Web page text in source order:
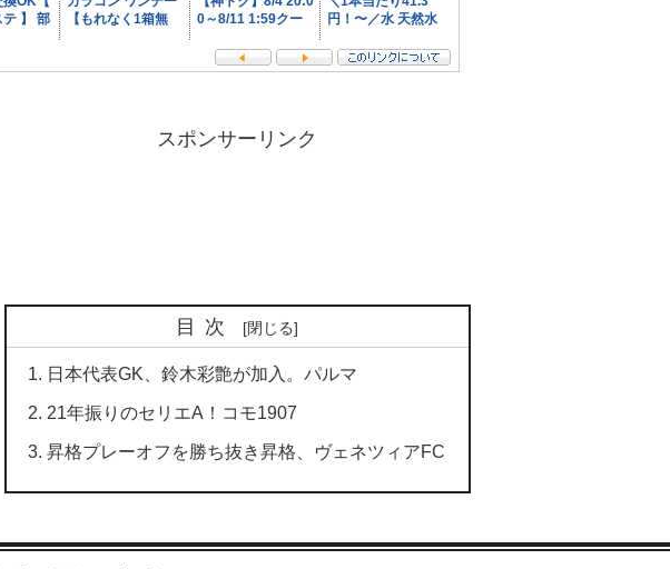
スポンサーリンク
目次
日本代表GK、鈴木彩艶が加入。パルマ
21年振りのセリエA！コモ1907
昇格プレーオフを勝ち抜き昇格、ヴェネツィアFC